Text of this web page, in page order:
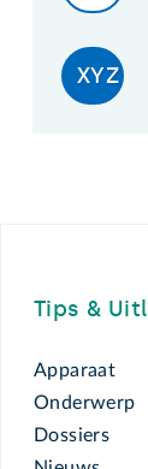
XYZ
Tips &
Apparaat
Onderwerp
Dossiers